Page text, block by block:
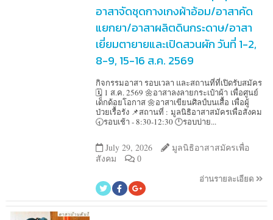
อาสาจัดชุดกางเกงผ้าอ้อม/อาสาคัด
แยกยา/อาสาผลิตดินกระดาษ/อาสา
เยี่ยมตายายและเปิดสวนผัก วันที่ 1-2,
8-9, 15-16 ส.ค. 2569
กิจกรรมอาสา รอบเวลา และสถานที่ที่เปิดรับสมัคร
🗓️ 1 ส.ค. 2569 🌼อาสาลงลายกระเป๋าผ้า เพื่อศูนย์
เด็กด้อยโอกาส 🌼อาสาเขียนศิลป์บนเสื้อ เพื่อผู้
ป่วยเรื้อรัง 📌สถานที่ : มูลนิธิอาสาสมัครเพื่อสังคม
🕣รอบเช้า - 8:30-12:30 🕛รอบบ่าย...
July 29, 2026
มูลนิธิอาสาสมัครเพื่อ
สังคม
0
อ่านรายละเอียด